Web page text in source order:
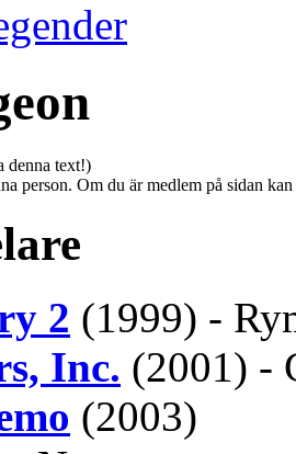
denna text!)
person. Om du är medlem på sidan
2 (1999) -
Inc. (2001) -
(2003)